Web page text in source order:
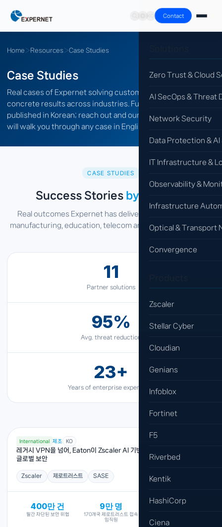
Contact
Zero Trust & Cloud
AI SecOps & Threat
Network Security
Data Protection &
IT Infrastructure &
Observability &
Infrastructure
Optical & Transport
Convergence
Zscaler
Stellar Cyber
Cloudian
Genians
Infoblox
Fortinet
F5
Riverbed
Kentik
HashiCorp
Ciena
Home ›Resources›Case Studies
Case Studies
Real cases of Expernet solving customer IT challenges —
concrete results across industries. Full write-ups are
published in Korean; reach out and our bilingual engineers
will walk you through any case in English.
CASE STUDIES
Success Stories by Industry
Real outcomes Expernet has delivered across finance,
manufacturing, education, telecom and global enterprises.
11
Partner solutions
95%
Avg. threat reduction
23+
Years of enterprise experience
International 제조 KO
레거시 VPN을 넘어, Eaton이 Zscaler AI 기반 제로트러스트로 완성한
글로벌 보안
Zscaler 제로트러스트 SASE
400만 건
월간 차단된 보안 위협
9만 명
170개국 제로트러스트 접속
임직원
Multiple